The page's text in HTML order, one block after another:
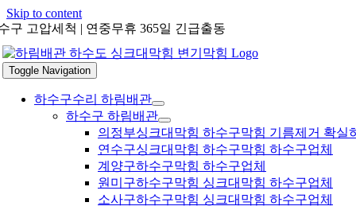
Skip to content
구 고압세척 | 연중무휴 365일 긴급출동
Toggle Navigation
하수구수리 하림배관
하수구 하림배관
의정부싱크대막힘 하수구막힘 기름제거 확실
연수구싱크대막힘 하수구막힘 하수구업체
계양구하수구막힘 하수구업체
원미구하수구막힘 싱크대막힘 하수구업체
소사구하수구막힘 싱크대막힘 하수구업체